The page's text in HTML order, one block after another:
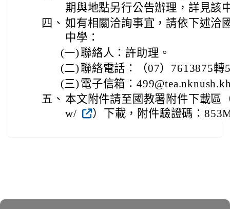
期與地點另行公告辦理，詳見該
四、 如有相關洽詢事宜，請依下述洽
中學：
(一) 聯絡人：許助理。
(二) 聯絡電話：（07）7613875轉
(三) 電子信箱：
五、 本文附件請至國教署附件下載區
w/
）下載，附件驗證碼：